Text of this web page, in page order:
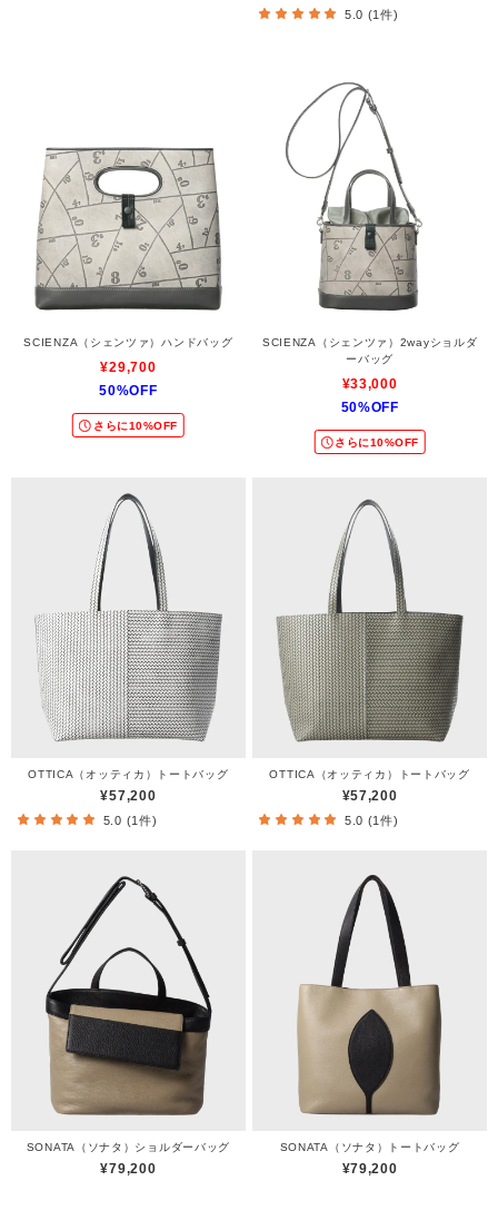
5.0 (1件)
SCIENZA（シェンツァ）ハンドバッグ
¥29,700
50%OFF
さらに10%OFF
SCIENZA（シェンツァ）2wayショルダ
ーバッグ
¥33,000
50%OFF
さらに10%OFF
OTTICA（オッティカ）トートバッグ
¥57,200
5.0 (1件)
OTTICA（オッティカ）トートバッグ
¥57,200
5.0 (1件)
SONATA（ソナタ）ショルダーバッグ
¥79,200
SONATA（ソナタ）トートバッグ
¥79,200